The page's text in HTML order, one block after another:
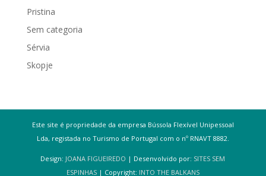
Pristina
Sem categoria
Sérvia
Skopje
Este site é propriedade da empresa Bússola Flexível Unipessoal
Lda, registada no Turismo de Portugal com o nº RNAVT 8882.
Design: JOANA FIGUEIREDO | Desenvolvido por: SITES SEM
ESPINHAS| Copyright: INTO THE BALKANS